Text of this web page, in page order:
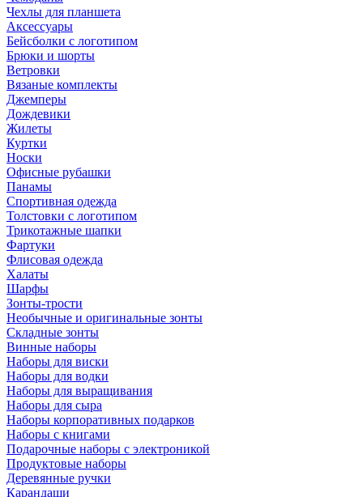
Чехлы для планшета
Аксессуары
Бейсболки с логотипом
Брюки и шорты
Ветровки
Вязаные комплекты
Джемперы
Дождевики
Жилеты
Куртки
Носки
Офисные рубашки
Панамы
Спортивная одежда
Толстовки с логотипом
Трикотажные шапки
Фартуки
Флисовая одежда
Халаты
Шарфы
Зонты-трости
Необычные и оригинальные зонты
Складные зонты
Винные наборы
Наборы для виски
Наборы для водки
Наборы для выращивания
Наборы для сыра
Наборы корпоративных подарков
Наборы с книгами
Подарочные наборы с электроникой
Продуктовые наборы
Деревянные ручки
Карандаши